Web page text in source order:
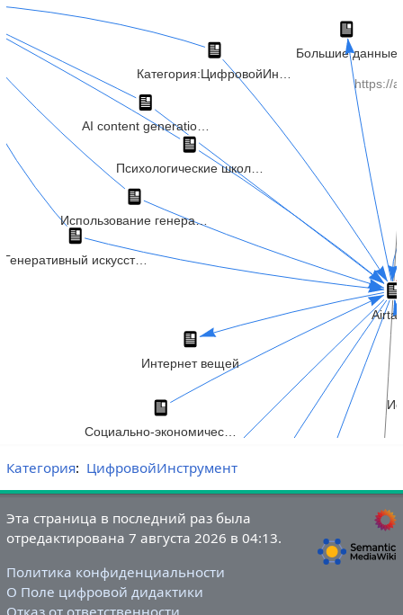
Категория: ЦифровойИнструмент
Эта страница в последний раз была
отредактирована 7 августа 2026 в 04:13.
Политика конфиденциальности
О Поле цифровой дидактики
Отказ от ответственности